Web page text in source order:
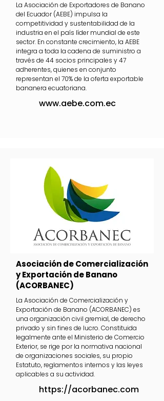
La Asociación de Exportadores de Banano
del Ecuador (AEBE) impulsa la
competitividad y sustentabilidad de la
industria en el país líder mundial de este
sector. En constante crecimiento, la AEBE
integra a toda la cadena de suministro a
través de 44 socios principales y 47
adherentes, quienes en conjunto
representan el 70% de la oferta exportable
bananera ecuatoriana.
www.aebe.com.ec
Asociación de Comercialización
y Exportación de Banano
(ACORBANEC)
La Asociación de Comercialización y
Exportación de Banano (ACORBANEC) es
una organización civil gremial, de derecho
privado y sin fines de lucro. Constituida
legalmente ante el Ministerio de Comercio
Exterior, se rige por la normativa nacional
de organizaciones sociales, su propio
Estatuto, reglamentos internos y las leyes
aplicables a su actividad.
https://acorbanec.com